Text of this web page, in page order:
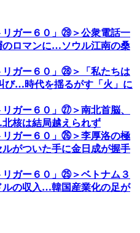
ガー６０」㉙＞公衆電話一
のロマンに…ソウル江南の桑
ガー６０」㉘＞「私たちは
び…時代を揺るがす「火」に
ガー６０」㉗＞南北首脳、
核は結局越えられず
ガー６０」㉖＞李厚洛の極
がついた手に金日成が握手
ガー６０」㉕＞ベトナム３
ルの収入…韓国産業化の足が